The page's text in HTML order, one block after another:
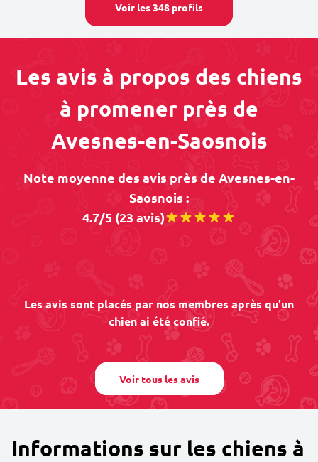
Voir les 348 profils
Les avis à propos des chiens
à promener près de
Avesnes-en-Saosnois
Note moyenne des avis près de Avesnes-en-
Saosnois :
4.7/5 (23 avis)
Les avis sont placés par nos membres après qu'un
chien ai été confié.
Voir tous les avis
Informations sur les chiens à